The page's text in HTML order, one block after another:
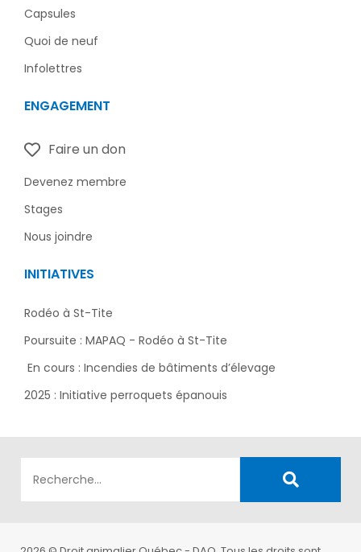
-
f
Capsules
Quoi de neuf
Infolettres
ENGAGEMENT
Faire un don
Devenez membre
Stages
Nous joindre
INITIATIVES
Rodéo à St-Tite
Poursuite : MAPAQ - Rodéo à St-Tite
En cours : Incendies de bâtiments d’élevage
2025 : Initiative perroquets épanouis